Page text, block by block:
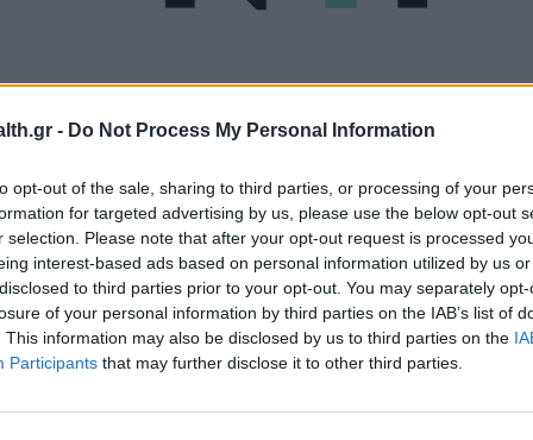
- Do Not Process My Personal Information
opt-out of the sale, sharing to third parties, or processing of your
for targeted advertising by us, please use the below opt-out
selection. Please note that after your opt-out request is processed
interest-based ads based on personal information utilized by us
to third parties prior to your opt-out. You may separately
of your personal information by third parties on the IAB’s list of
This information may also be disclosed by us to third parties on the
Participants that may further disclose it to other third parties.
29/05/2023 - 11:52
Covid-19: Προκαλεί προβλήματα και
στην ακοή - Oι εξετάσεις που
χρειάζεται να κάνετε